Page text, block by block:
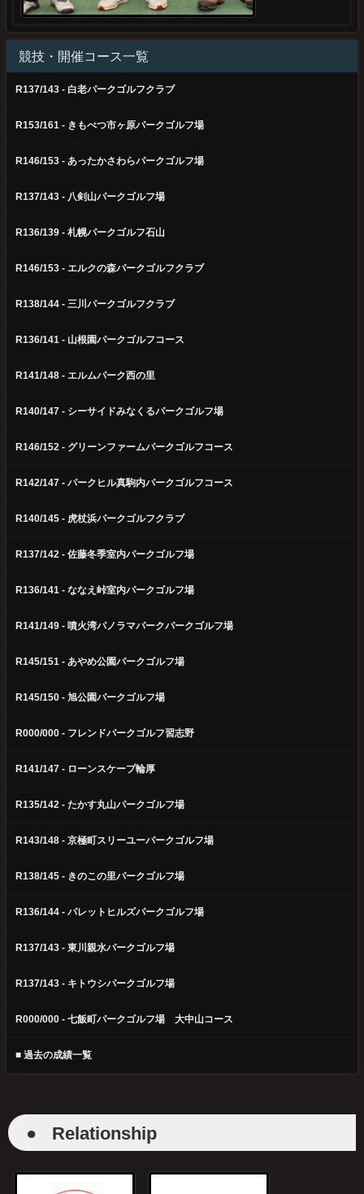
競技・開催コース一覧
R137/143 - 白老パークゴルフクラブ
R153/161 - きもべつ市ヶ原パークゴルフ場
R146/153 - あったかさわらパークゴルフ場
R137/143 - 八剣山パークゴルフ場
R136/139 - 札幌パークゴルフ石山
R146/153 - エルクの森パークゴルフクラブ
R138/144 - 三川パークゴルフクラブ
R136/141 - 山根園パークゴルフコース
R141/148 - エルムパーク西の里
R140/147 - シーサイドみなくるパークゴルフ場
R146/152 - グリーンファームパークゴルフコース
R142/147 - パークヒル真駒内パークゴルフコース
R140/145 - 虎杖浜パークゴルフクラブ
R137/142 - 佐藤冬季室内パークゴルフ場
R136/141 - ななえ峠室内パークゴルフ場
R141/149 - 噴火湾パノラマパークパークゴルフ場
R145/151 - あやめ公園パークゴルフ場
R145/150 - 旭公園パークゴルフ場
R000/000 - フレンドパークゴルフ習志野
R141/147 - ローンスケープ輪厚
R135/142 - たかす丸山パークゴルフ場
R143/148 - 京極町スリーユーパークゴルフ場
R138/145 - きのこの里パークゴルフ場
R136/144 - パレットヒルズパークゴルフ場
R137/143 - 東川親水パークゴルフ場
R137/143 - キトウシパークゴルフ場
R000/000 - 七飯町パークゴルフ場 大中山コース
■ 過去の成績一覧
● Relationship